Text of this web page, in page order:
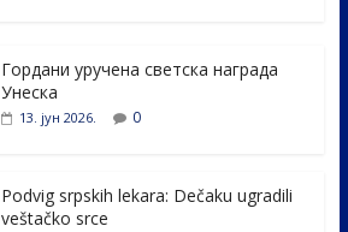
e
dI
e
Гордани уручена светска награда
Унеска
13. јун 2026. 0
Podvig srpskih lekara: Dečaku ugradili
veštačko srce